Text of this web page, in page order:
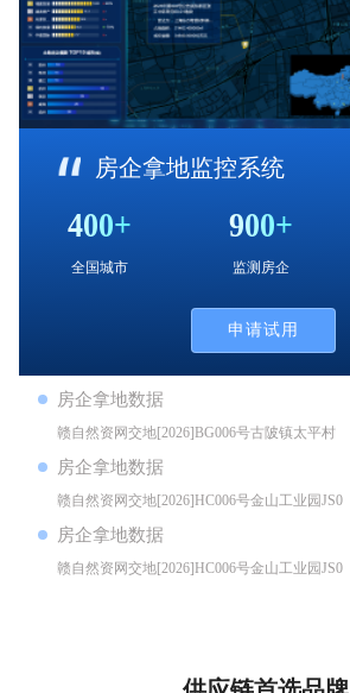
房企拿地监控系统
400+
全国城市
900+
监测房企
申请试用
房企拿地数据
赣自然资网交地[2026]BG006号古陂镇太平村
房企拿地数据
赣自然资网交地[2026]HC006号金山工业园JS01-
房企拿地数据
赣自然资网交地[2026]HC006号金山工业园JS01-